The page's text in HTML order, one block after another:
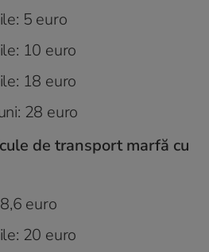
5 euro
10 euro
18 euro
28 euro
de transport marfă cu
euro
20 euro